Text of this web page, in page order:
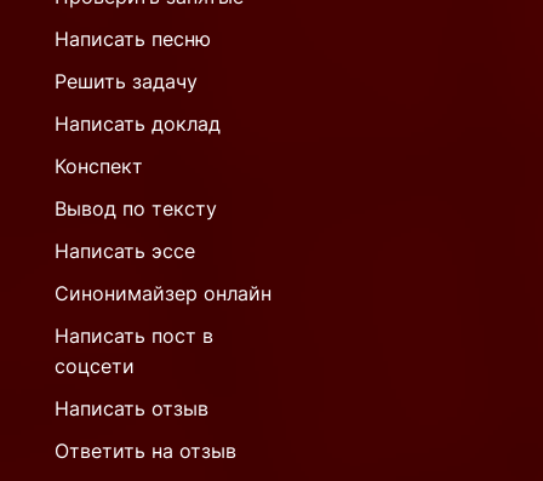
Написать песню
Решить задачу
Написать доклад
Конспект
Вывод по тексту
Написать эссе
Синонимайзер онлайн
Написать пост в
соцсети
Написать отзыв
Ответить на отзыв